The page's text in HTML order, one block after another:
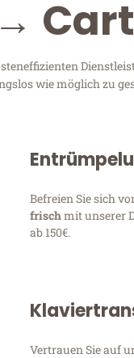
wie möglich zu
Befreien Sie sich
frischmit unserer
ab 150€.
Vertrauen Sie auf